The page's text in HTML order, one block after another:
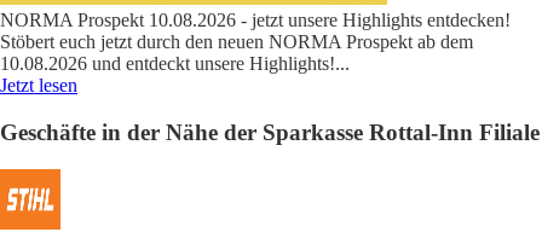
NORMA Prospekt 10.08.2026 - jetzt unsere Highlights entdecken!
Stöbert euch jetzt durch den neuen NORMA Prospekt ab dem
10.08.2026 und entdeckt unsere Highlights!...
Jetzt lesen
Geschäfte in der Nähe der Sparkasse Rottal-Inn Filiale